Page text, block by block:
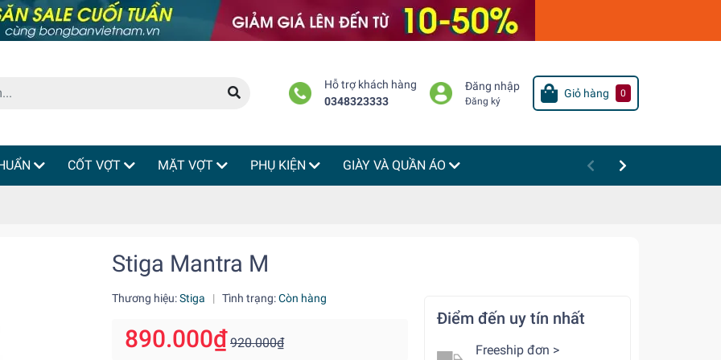
Hỗ trợ khách hàng
0348323333
Đăng nhập
Đăng ký
Giỏ hàng 0
CỐT VỢT MẶT VỢT PHỤ KIỆN GIÀY VÀ QUẦN ÁO
Stiga Mantra M
Thương hiệu:Stiga | Tình trạng:Còn hàng
890.000₫ 920.000₫
Điểm đến uy tín nhất
Freeship đơn >